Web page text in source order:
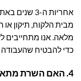
אחריות ה-
מבית הלקוח, תיקון
מלאה. אנו מתחייבים
כדי להבטיח